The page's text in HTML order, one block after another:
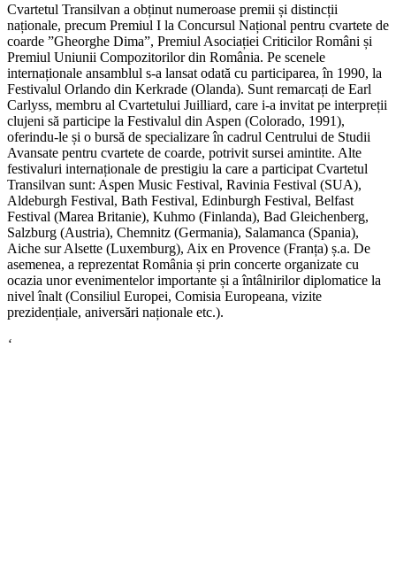
Cvartetul Transilvan a obținut numeroase premii și distincții
naționale, precum Premiul I la Concursul Național pentru cvartete de
coarde ”Gheorghe Dima”, Premiul Asociației Criticilor Români și
Premiul Uniunii Compozitorilor din România. Pe scenele
internaționale ansamblul s-a lansat odată cu participarea, în 1990, la
Festivalul Orlando din Kerkrade (Olanda). Sunt remarcați de Earl
Carlyss, membru al Cvartetului Juilliard, care i-a invitat pe interpreții
clujeni să participe la Festivalul din Aspen (Colorado, 1991),
oferindu-le și o bursă de specializare în cadrul Centrului de Studii
Avansate pentru cvartete de coarde, potrivit sursei amintite. Alte
festivaluri internaționale de prestigiu la care a participat Cvartetul
Transilvan sunt: Aspen Music Festival, Ravinia Festival (SUA),
Aldeburgh Festival, Bath Festival, Edinburgh Festival, Belfast
Festival (Marea Britanie), Kuhmo (Finlanda), Bad Gleichenberg,
Salzburg (Austria), Chemnitz (Germania), Salamanca (Spania),
Aiche sur Alsette (Luxemburg), Aix en Provence (Franța) ș.a. De
asemenea, a reprezentat România și prin concerte organizate cu
ocazia unor evenimentelor importante și a întâlnirilor diplomatice la
nivel înalt (Consiliul Europei, Comisia Europeana, vizite
prezidențiale, aniversări naționale etc.).
‘